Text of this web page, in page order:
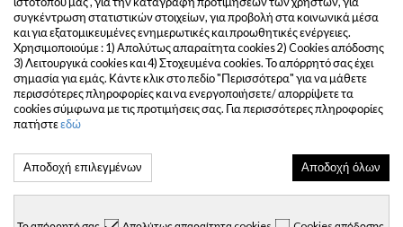
Η Εταιρεία
© 2020 THEOCARAKIS. All Rights Reserved
συγκέντρωση στατιστικών στοιχείων, για προβολή στα κοινωνικά μέσα
και για εξατομικευμένες ενημερωτικές και προωθητικές ενέργειες.
Χρησιμοποιούμε : 1) Απολύτως απαραίτητα cookies 2) Cookies απόδοσης
3) Λειτουργικά cookies και 4) Στοχευμένα cookies. Το απόρρητό σας έχει
σημασία για εμάς. Κάντε κλικ στο πεδίο "Περισσότερα" για να μάθετε
περισσότερες πληροφορίες και να ενεργοποιήσετε/ απορρίψετε τα
cookies σύμφωνα με τις προτιμήσεις σας. Για περισσότερες πληροφορίες
πατήστεεδώ
Αποδοχή επιλεγμένων Αποδοχή όλων